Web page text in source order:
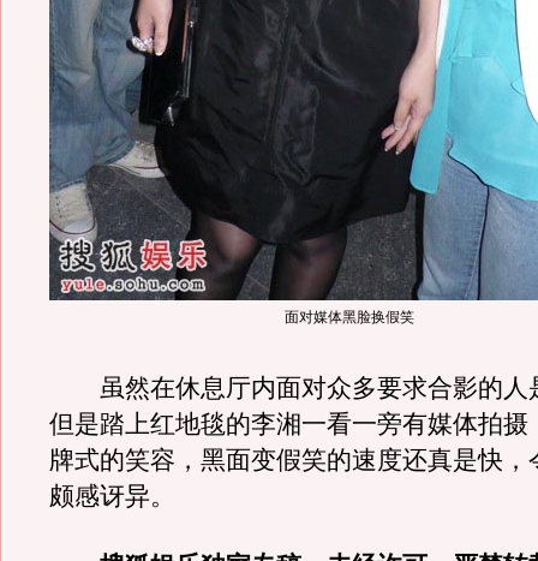
面对媒体黑脸换假笑
虽然在休息厅内面对众多要求合影的人
但是踏上红地毯的李湘一看一旁有媒体拍摄
牌式的笑容，黑面变假笑的速度还真是快，
颇感讶异。